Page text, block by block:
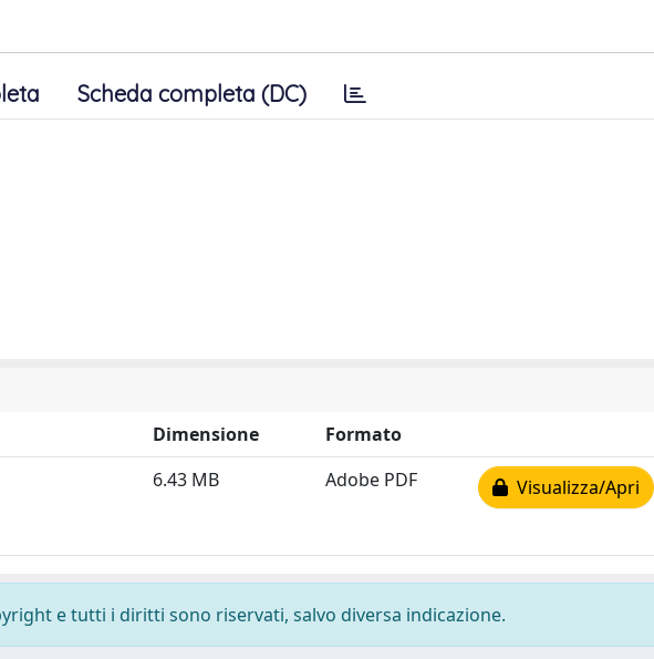
Scheda completa (DC)
Dimensione
Formato
6.43 MB Adobe PDF Visualizza/Apri
e tutti i diritti sono riservati, salvo diversa indicazione.